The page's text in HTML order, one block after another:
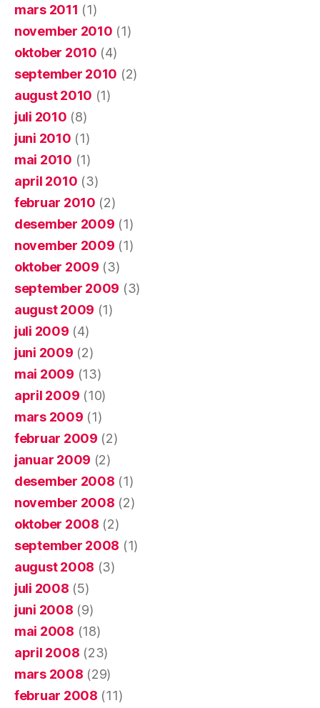
mars 2011 (1)
november 2010 (1)
oktober 2010 (4)
september 2010 (2)
august 2010 (1)
juli 2010 (8)
juni 2010 (1)
mai 2010 (1)
april 2010 (3)
februar 2010 (2)
desember 2009 (1)
november 2009 (1)
oktober 2009 (3)
september 2009 (3)
august 2009 (1)
juli 2009 (4)
juni 2009 (2)
mai 2009 (13)
april 2009 (10)
mars 2009 (1)
februar 2009 (2)
januar 2009 (2)
desember 2008 (1)
november 2008 (2)
oktober 2008 (2)
september 2008 (1)
august 2008 (3)
juli 2008 (5)
juni 2008 (9)
mai 2008 (18)
april 2008 (23)
mars 2008 (29)
februar 2008 (11)